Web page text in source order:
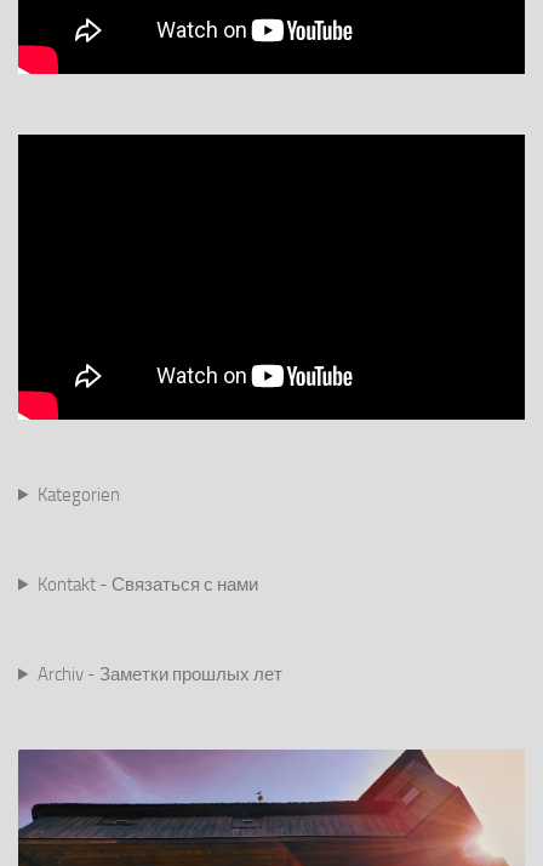
Kategorien
Kontakt - Связаться с нами
Archiv - Заметки прошлых лет